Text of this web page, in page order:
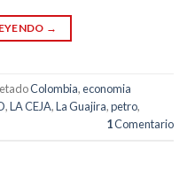
→
Colombia,economia
,LA CEJA,La Guajira,petro,
1Comentario